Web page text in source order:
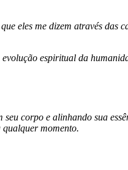
eles me dizem através das
espiritual da
corpo e alinhando sua
qualquer momento.